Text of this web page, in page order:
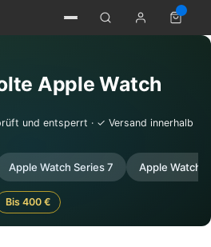
Apple Watch
und entsperrt · ✓ Versand innerhalb
Apple Watch Series 7 Apple Watch
Bis 400 €